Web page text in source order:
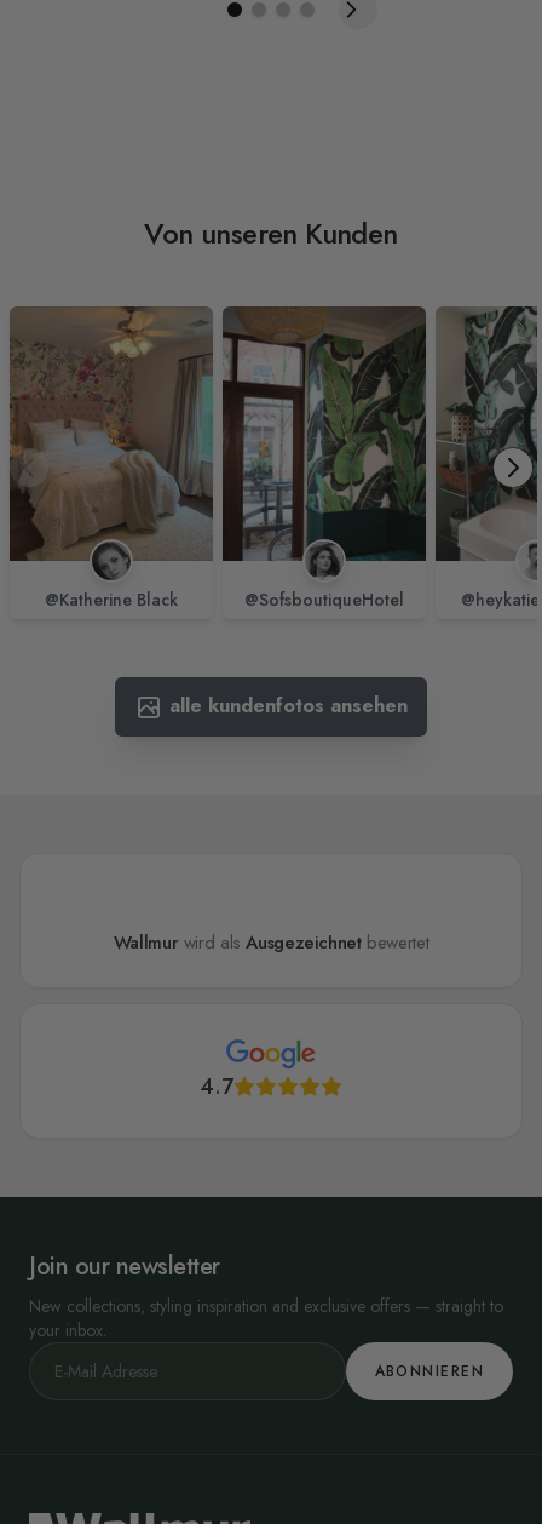
Von unseren Kunden
@Katherine Black @SofsboutiqueHotel
alle kundenfotos ansehen
Wallmur wird alsAusgezeichnetbewertet
4.7
Join our newsletter
New collections, styling inspiration and exclusive offers — straight to
your inbox.
ABONNIEREN